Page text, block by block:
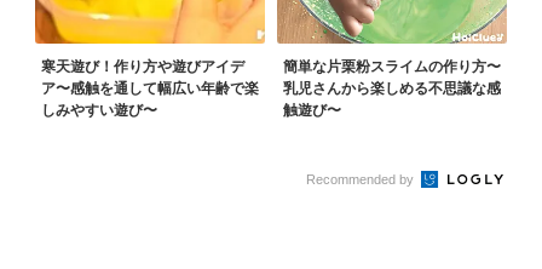
寒天遊び！作り方や遊びアイデ
ア〜感触を通して幅広い年齢で楽
しみやすい遊び〜
簡単な片栗粉スライムの作り方〜
乳児さんから楽しめる不思議な感
触遊び〜
Recommended by